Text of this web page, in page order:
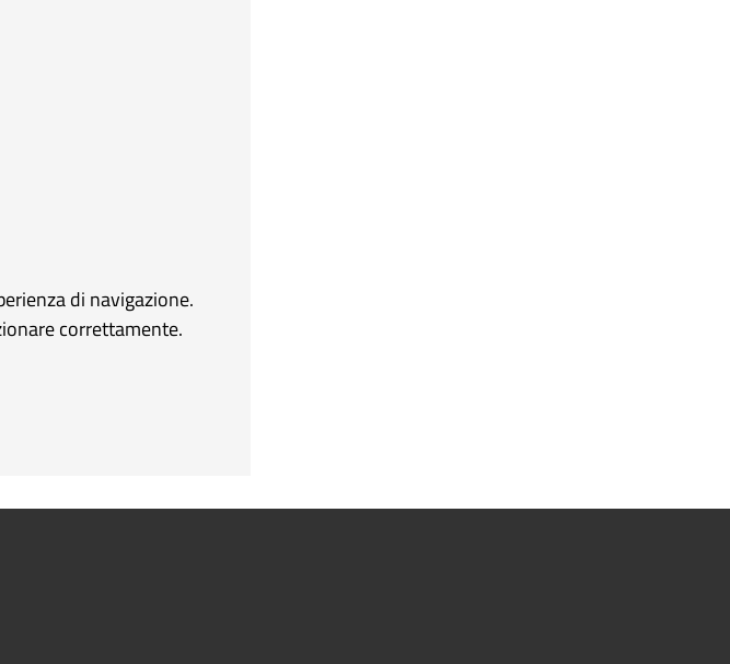
di navigazione.
correttamente.